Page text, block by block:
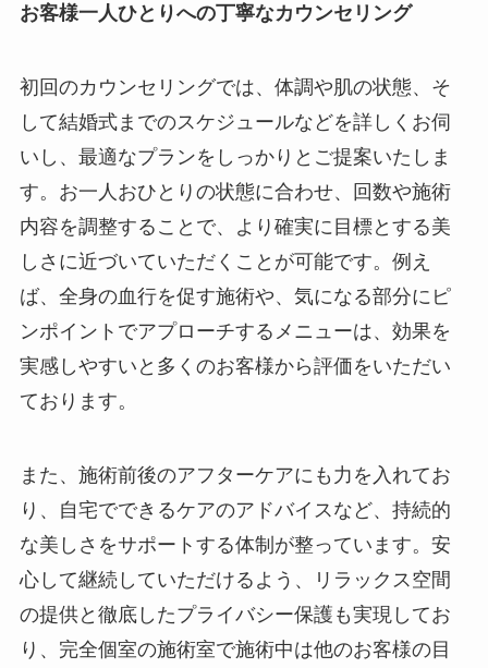
お客様一人ひとりへの丁寧なカウンセリング
初回のカウンセリングでは、体調や肌の状態、そ
して結婚式までのスケジュールなどを詳しくお伺
いし、最適なプランをしっかりとご提案いたしま
す。お一人おひとりの状態に合わせ、回数や施術
内容を調整することで、より確実に目標とする美
しさに近づいていただくことが可能です。例え
ば、全身の血行を促す施術や、気になる部分にピ
ンポイントでアプローチするメニューは、効果を
実感しやすいと多くのお客様から評価をいただい
ております。
また、施術前後のアフターケアにも力を入れてお
り、自宅でできるケアのアドバイスなど、持続的
な美しさをサポートする体制が整っています。安
心して継続していただけるよう、リラックス空間
の提供と徹底したプライバシー保護も実現してお
り、完全個室の施術室で施術中は他のお客様の目